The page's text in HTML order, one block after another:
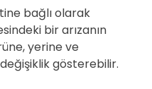
bağlı olarak
bir arızanın
yerine ve
gösterebilir.